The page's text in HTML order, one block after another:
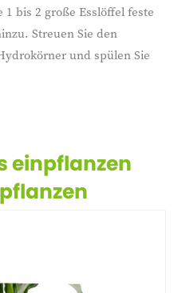
1 bis 2 große Esslöffel feste
Streuen Sie den
und spülen Sie
einpflanzen